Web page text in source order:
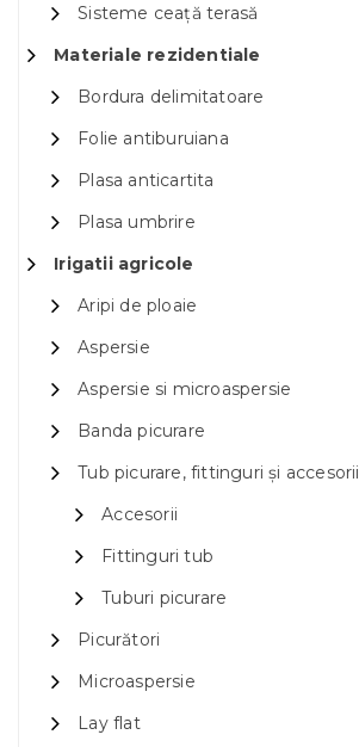
Sisteme ceață terasă
Materiale rezidentiale
Bordura delimitatoare
Folie antiburuiana
Plasa anticartita
Plasa umbrire
Irigatii agricole
Aripi de ploaie
Aspersie
Aspersie si microaspersie
Banda picurare
Tub picurare, fittinguri și accesorii
Accesorii
Fittinguri tub
Tuburi picurare
Picurători
Microaspersie
Lay flat